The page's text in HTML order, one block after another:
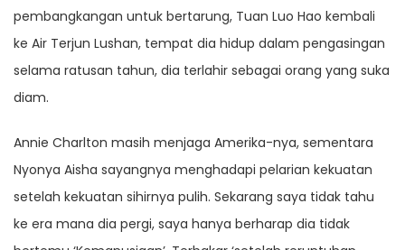
pembangkangan untuk bertarung, Tuan Luo Hao kembali
ke Air Terjun Lushan, tempat dia hidup dalam pengasingan
selama ratusan tahun, dia terlahir sebagai orang yang suka
diam.
Annie Charlton masih menjaga Amerika-nya, sementara
Nyonya Aisha sayangnya menghadapi pelarian kekuatan
setelah kekuatan sihirnya pulih. Sekarang saya tidak tahu
ke era mana dia pergi, saya hanya berharap dia tidak